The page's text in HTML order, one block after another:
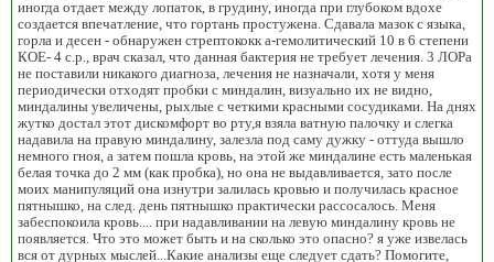
иногда отдает между лопаток, в грудину, иногда при глубоком вдохе
создается впечатление, что гортань простужена. Сдавала мазок с языка,
горла и десен - обнаружен стрептококк а-гемолитический 10 в 6 степени
КОЕ- 4 с.р., врач сказал, что данная бактерия не требует лечения. 3 ЛОРа
не поставили никакого диагноза, лечения не назначали, хотя у меня
периодически отходят пробки с миндалин, визуально их не видно,
миндалины увеличены, рыхлые с четкими красными сосудиками. На днях
жутко достал этот дискомфорт во рту,я взяла ватную палочку и слегка
надавила на правую миндалину, залезла под саму дужку - оттуда вышло
немного гноя, а затем пошла кровь, на этой же миндалине есть маленькая
белая точка до 2 мм (как пробка), но она не выдавливается, зато после
моих манипуляций она изнутри залилась кровью и получилась красное
пятнышко, на след. день пятнышко практически рассосалось. Меня
забеспокоила кровь.... при надавливании на левую миндалину кровь не
появляется. Что это может быть и на сколько это опасно? я уже извелась
вся от дурных мыслей...Какие анализы еще следует сдать? Помогите,